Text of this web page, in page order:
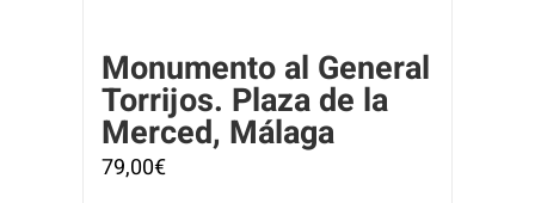
Monumento al General
Torrijos. Plaza de la
Merced, Málaga
79,00€